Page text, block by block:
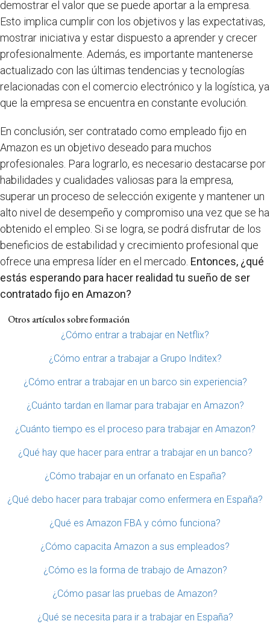
demostrar el valor que se puede aportar a la empresa.
Esto implica cumplir con los objetivos y las expectativas,
mostrar iniciativa y estar dispuesto a aprender y crecer
profesionalmente. Además, es importante mantenerse
actualizado con las últimas tendencias y tecnologías
relacionadas con el comercio electrónico y la logística, ya
que la empresa se encuentra en constante evolución.
En conclusión, ser contratado como empleado fijo en
Amazon es un objetivo deseado para muchos
profesionales. Para lograrlo, es necesario destacarse por
habilidades y cualidades valiosas para la empresa,
superar un proceso de selección exigente y mantener un
alto nivel de desempeño y compromiso una vez que se ha
obtenido el empleo. Si se logra, se podrá disfrutar de los
beneficios de estabilidad y crecimiento profesional que
ofrece una empresa líder en el mercado. Entonces, ¿qué
estás esperando para hacer realidad tu sueño de ser
contratado fijo en Amazon?
Otros artículos sobre formación
¿Cómo entrar a trabajar en Netflix?
¿Cómo entrar a trabajar a Grupo Inditex?
¿Cómo entrar a trabajar en un barco sin experiencia?
¿Cuánto tardan en llamar para trabajar en Amazon?
¿Cuánto tiempo es el proceso para trabajar en Amazon?
¿Qué hay que hacer para entrar a trabajar en un banco?
¿Cómo trabajar en un orfanato en España?
¿Qué debo hacer para trabajar como enfermera en España?
¿Qué es Amazon FBA y cómo funciona?
¿Cómo capacita Amazon a sus empleados?
¿Cómo es la forma de trabajo de Amazon?
¿Cómo pasar las pruebas de Amazon?
¿Qué se necesita para ir a trabajar en España?